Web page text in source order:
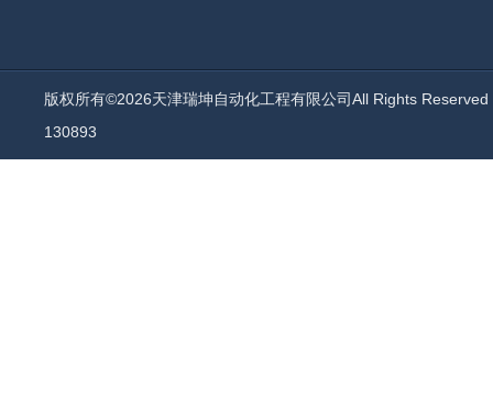
版权所有©2026天津瑞坤自动化工程有限公司All Rights
130893